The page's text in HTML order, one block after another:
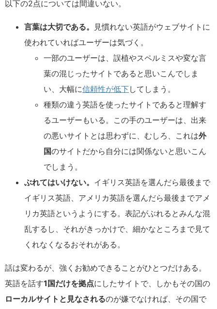
以下の2点については間違いない。
言葉は大切である。
見慣れない英語がウェブサイトに
使われていればユーザーは気づく。
一部のユーザーは、誤植やスペルミスや変な言
葉の混じったサイトであると思いこんでしま
い、大幅に信頼性が低下してしまう。
種類の違う英語を使ったサイトであると理解す
るユーザーもいる。この手のユーザーは、出来
の悪いサイトとは思わずに、むしろ、これは外
国のサイトだから自分には関係ないと思いこん
でしまう。
ぶれてはいけない。 イギリス英語を選んだら最後まで
イギリス英語、アメリカ英語を選んだら最後までアメ
リカ英語というようにする。表記がぶれるとみんな混
乱するし、それがきっかけで、細かなところまで見て
くれなくなるおそれがある。
話は変わるが、強くお勧めできることがひとつだけある。
英語を話す1国だけを拠点にしたサイトで、しかもその国の
ローカルサイトと見なされるのが嫌でなければ、その国で